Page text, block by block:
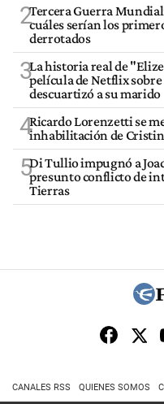
2Tercera Guerra
cuáles serían los
derrotados
3La historia real de
película de Netflix sobre
descuartizó a su marido
4Ricardo Lorenzetti se
inhabilitación de
5Di Tullio impugnó a
presunto conflicto de
Tierras
CANALES RSS QUIENES SOMOS